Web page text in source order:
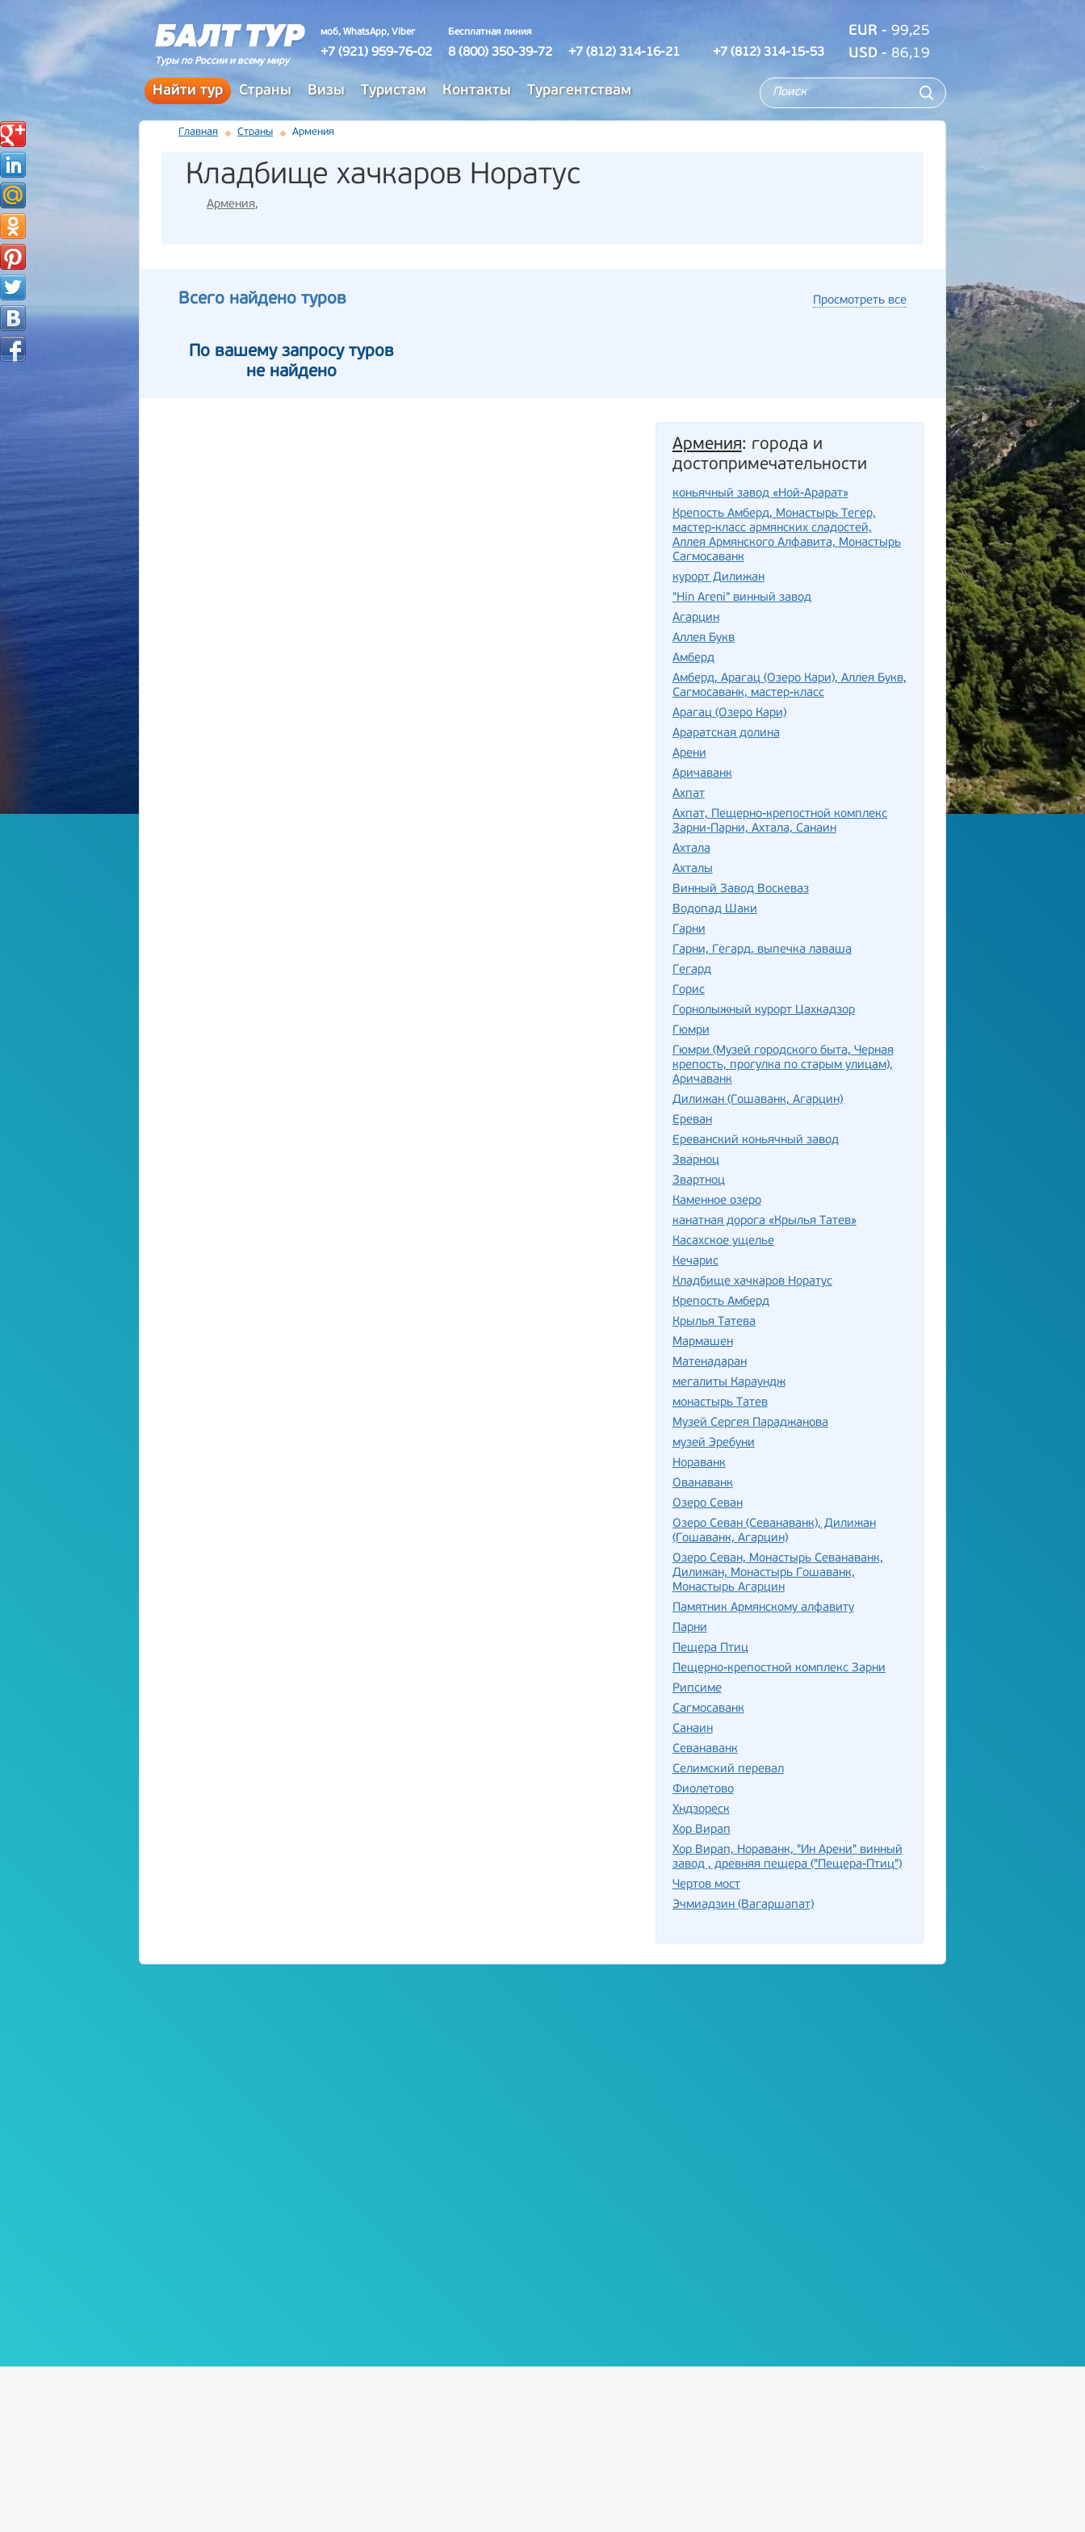
Туры по России и всему миру
моб, WhatsApp, Viber
+7 (921) 959-76-02
Бесплатная линия
8 (800) 350-39-72 +7 (812) 314-16-21 +7 (812) 314-15-53
EUR - 99,25
USD - 86,19
Найти тур Страны Визы Туристам Контакты Турагентствам
Главная Страны Армения
Кладбище хачкаров Норатус
Армения,
Всего найдено туров Просмотреть все
По вашему запросу туров
не найдено
Армения: города и
достопримечательности
коньячный завод «Ной-Арарат»
Крепость Амберд, Монастырь Тегер,
мастер-класс армянских сладостей,
Аллея Армянского Алфавита, Монастырь
Сагмосаванк
курорт Дилижан
"Hin Areni" винный завод
Агарцин
Аллея Букв
Амберд
Амберд, Арагац (Озеро Кари), Аллея Букв,
Сагмосаванк, мастер-класс
Арагац (Озеро Кари)
Араратская долина
Арени
Аричаванк
Ахпат
Ахпат, Пещерно-крепостной комплекс
Зарни-Парни, Ахтала, Санаин
Ахтала
Ахталы
Винный Завод Воскеваз
Водопад Шаки
Гарни
Гарни, Гегард, выпечка лаваша
Гегард
Горис
Горнолыжный курорт Цахкадзор
Гюмри
Гюмри (Музей городского быта, Черная
крепость, прогулка по старым улицам),
Аричаванк
Дилижан (Гошаванк, Агарцин)
Ереван
Ереванский коньячный завод
Зварноц
Звартноц
Каменное озеро
канатная дорога «Крылья Татев»
Касахское ущелье
Кечарис
Кладбище хачкаров Норатус
Крепость Амберд
Крылья Татева
Мармашен
Матенадаран
мегалиты Караундж
монастырь Татев
Музей Сергея Параджанова
музей Эребуни
Нораванк
Ованаванк
Озеро Севан
Озеро Севан (Севанаванк), Дилижан
(Гошаванк, Агарцин)
Озеро Севан, Монастырь Севанаванк,
Дилижан, Монастырь Гошаванк,
Монастырь Агарцин
Памятник Армянскому алфавиту
Парни
Пещера Птиц
Пещерно-крепостной комплекс Зарни
Рипсиме
Сагмосаванк
Санаин
Севанаванк
Селимский перевал
Фиолетово
Хндзореск
Хор Вирап
Хор Вирап, Нораванк, "Ин Арени" винный
завод , древняя пещера ("Пещера-Птиц")
Чертов мост
Эчмиадзин (Вагаршапат)